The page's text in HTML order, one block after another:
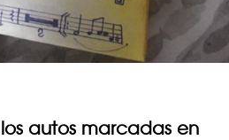
autos marcadas en